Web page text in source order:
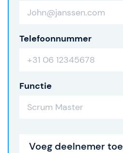
Telefoonnummer
Functie
Voeg deelnemer toe